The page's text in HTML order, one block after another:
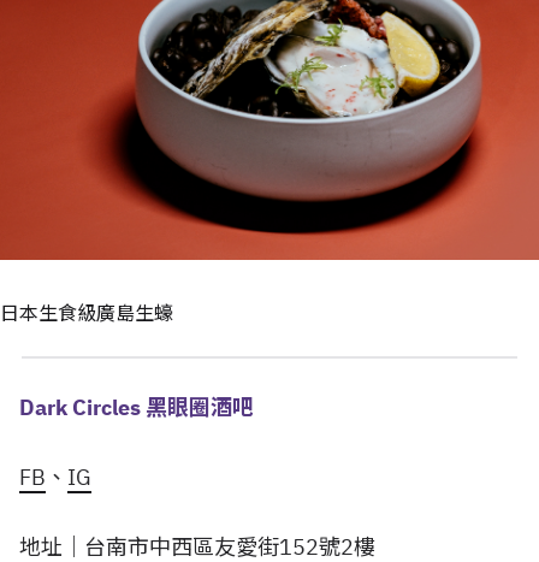
日本生食級廣島生蠔
Dark Circles 黑眼圈酒吧
FB 、 IG
地址｜台南市中西區友愛街152號2樓